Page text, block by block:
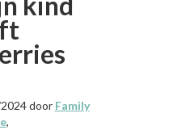
door Family
,